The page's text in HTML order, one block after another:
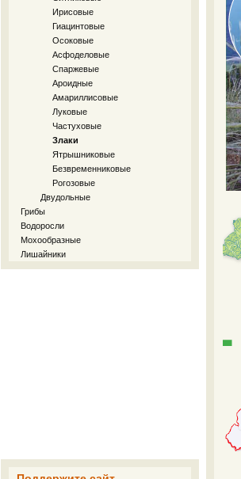
Ирисовые
Гиацинтовые
Осоковые
Асфоделовые
Спаржевые
Ароидные
Амариллисовые
Луковые
Частуховые
Злаки
Ятрышниковые
Безвременниковые
Рогозовые
Двудольные
Грибы
Водоросли
Мохообразные
Лишайники